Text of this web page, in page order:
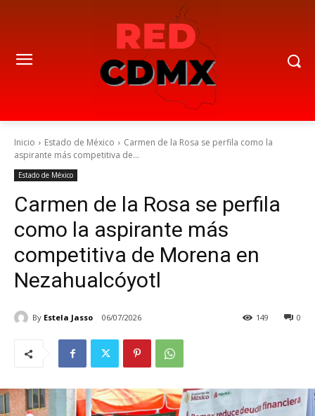
Inicio Estado de México
Carmen de la Rosa se perfila como la
aspirante más competitiva de...
Estado de México
Carmen de la Rosa se perfila
como la aspirante más
competitiva de Morena en
Nezahualcóyotl
By Estela Jasso 06/07/2026 0
149